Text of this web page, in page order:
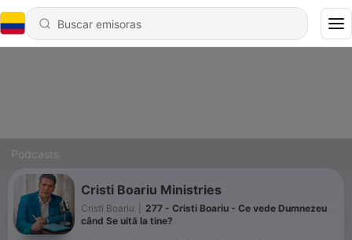
Podcasts
Cristi Boariu Ministries
Cristi Boariu
277 - Cristi Boariu - Ce vede Dumnezeu
când Se uită la tine?